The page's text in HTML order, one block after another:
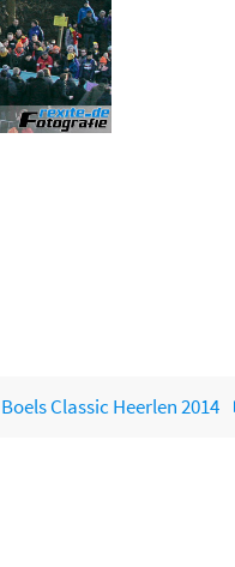
Boels Classic Heerlen 2014